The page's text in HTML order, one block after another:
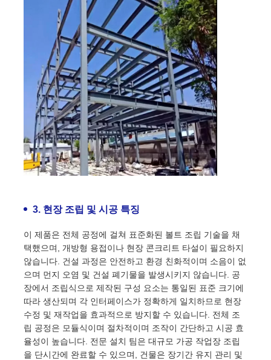
3. 현장 조립 및 시공 특징
이 제품은 전체 공정에 걸쳐 표준화된 볼트 조립 기술을 채
택했으며, 개방형 용접이나 현장 콘크리트 타설이 필요하지
않습니다. 건설 과정은 안전하고 환경 친화적이며 소음이 없
으며 먼지 오염 및 건설 폐기물을 발생시키지 않습니다. 공
장에서 조립식으로 제작된 구성 요소는 통일된 표준 크기에
따라 생산되며 각 인터페이스가 정확하게 일치하므로 현장
수정 및 재작업을 효과적으로 방지할 수 있습니다. 전체 조
립 공정은 모듈식이며 절차적이며 조작이 간단하고 시공 효
율성이 높습니다. 전문 설치 팀은 대규모 가공 작업장 조립
을 단시간에 완료할 수 있으며, 건물은 장기간 유지 관리 및